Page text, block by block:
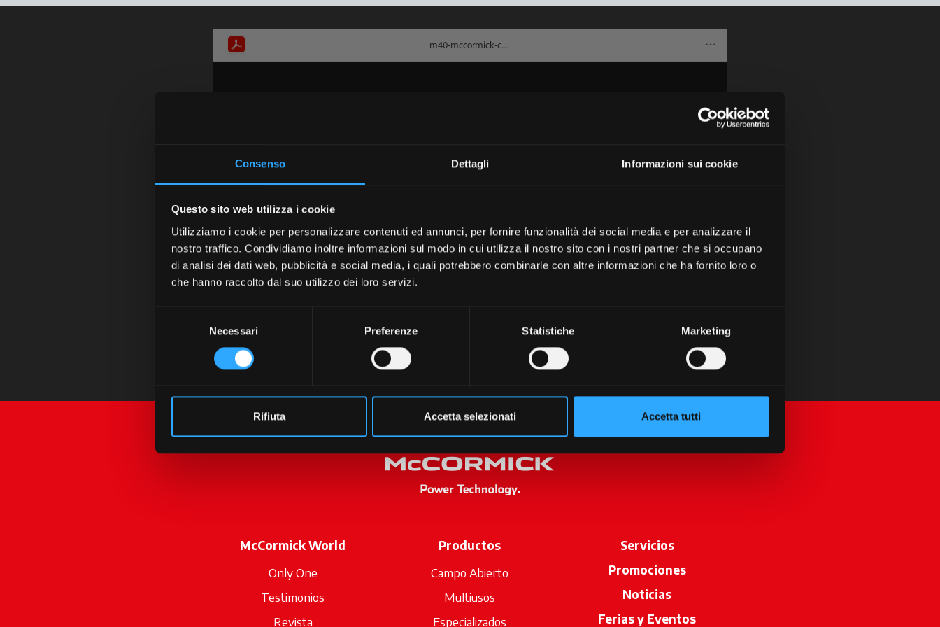
Consenso Dettagli Informazioni sui cookie
Questo sito web utilizza i cookie
Utilizziamo i cookie per personalizzare contenuti ed annunci, per fornire funzionalità dei social media e per analizzare il
nostro traffico. Condividiamo inoltre informazioni sul modo in cui utilizza il nostro sito con i nostri partner che si occupano
di analisi dei dati web, pubblicità e social media, i quali potrebbero combinarle con altre informazioni che ha fornito loro o
che hanno raccolto dal suo utilizzo dei loro servizi.
Necessari Preferenze Statistiche Marketing
Rifiuta Accetta selezionati Accetta tutti
McCormick World
Only One
Testimonios
Revista
Productos
Campo Abierto
Multiusos
Especializados
Servicios
Promociones
Noticias
Ferias y Eventos